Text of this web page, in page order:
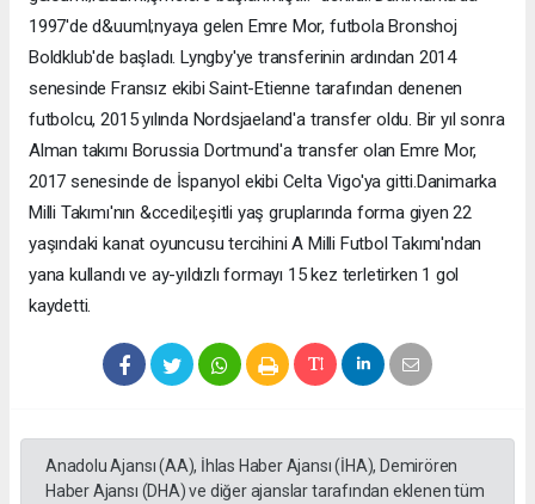
1997'de d&uuml;nyaya gelen Emre Mor, futbola Bronshoj
Boldklub'de başladı. Lyngby'ye transferinin ardından 2014
senesinde Fransız ekibi Saint-Etienne tarafından denenen
futbolcu, 2015 yılında Nordsjaeland'a transfer oldu. Bir yıl sonra
Alman takımı Borussia Dortmund'a transfer olan Emre Mor,
2017 senesinde de İspanyol ekibi Celta Vigo'ya gitti.Danimarka
Milli Takımı'nın &ccedil;eşitli yaş gruplarında forma giyen 22
yaşındaki kanat oyuncusu tercihini A Milli Futbol Takımı'ndan
yana kullandı ve ay-yıldızlı formayı 15 kez terletirken 1 gol
kaydetti.
Anadolu Ajansı (AA), İhlas Haber Ajansı (İHA), Demirören
Haber Ajansı (DHA) ve diğer ajanslar tarafından eklenen tüm